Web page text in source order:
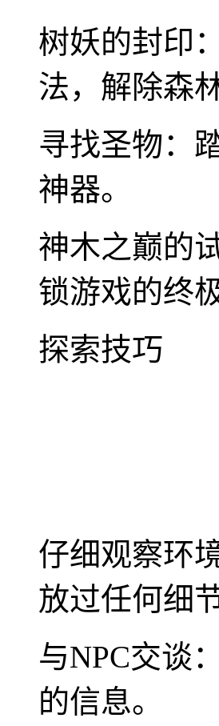
树妖的封印
法，解除森
寻找圣物：
神器。
神木之巅的
锁游戏的终
探索技巧
仔细观察环
放过任何细节
与NPC交谈
的信息。